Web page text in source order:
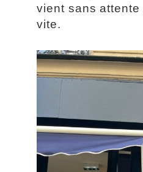
vient sans attente
vite.